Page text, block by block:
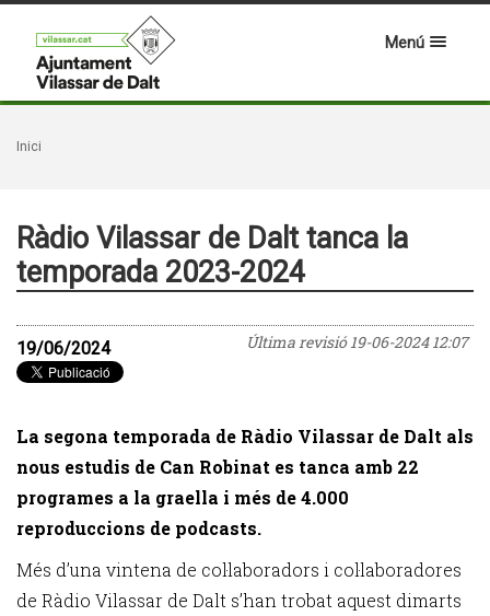
Menú
Inici
Ràdio Vilassar de Dalt tanca la
temporada 2023-2024
Última revisió19-06-2024 12:07
19/06/2024
La segona temporada de Ràdio Vilassar de Dalt als
nous estudis de Can Robinat es tanca amb 22
programes a la graella i més de 4.000
reproduccions de podcasts.
Més d’una vintena de col·laboradors i col·laboradores
de Ràdio Vilassar de Dalt s’han trobat aquest dimarts